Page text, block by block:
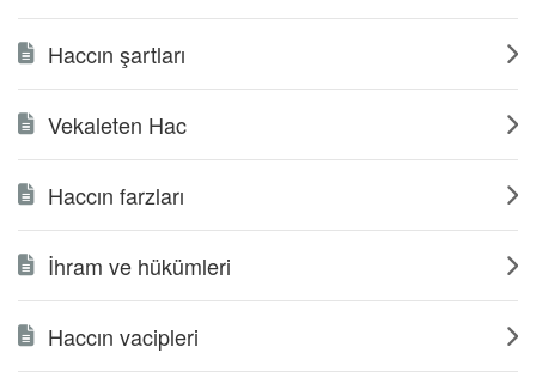
Haccın şartları
Vekaleten Hac
Haccın farzları
İhram ve hükümleri
Haccın vacipleri